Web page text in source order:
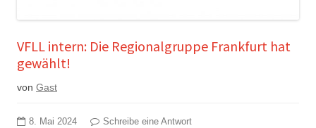
VFLL intern: Die Regionalgruppe Frankfurt hat
gewählt!
von Gast
8. Mai 2024 Schreibe eine Antwort